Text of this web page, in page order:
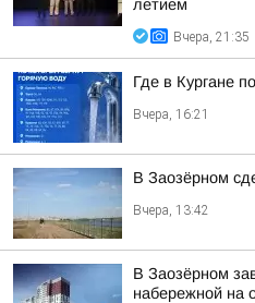
летием
Вчера, 21:35
Где в Кургане
Вчера, 16:21
В Заозёрном
Вчера, 13:42
В Заозёрном
набережной на